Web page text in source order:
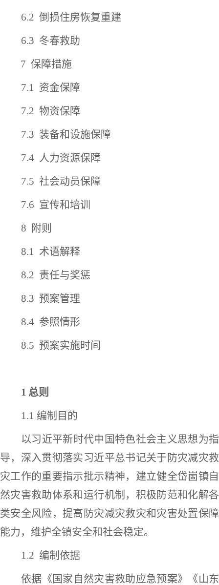
6.2 倒损住房恢复重建
6.3 冬春救助
7 保障措施
7.1 资金保障
7.2 物资保障
7.3 装备和设施保障
7.4 人力资源保障
7.5 社会动员保障
7.6 宣传和培训
8 附则
8.1 术语解释
8.2 责任与奖惩
8.3 预案管理
8.4 参照情形
8.5 预案实施时间
1 总则
1.1 编制目的
以习近平新时代中国特色社会主义思想为指
导，深入贯彻落实习近平总书记关于防灾减灾救
灾工作的重要指示批示精神，建立健全岱崮镇自
然灾害救助体系和运行机制，积极防范和化解各
类安全风险，提高防灾减灾救灾和灾害处置保障
能力，维护全镇安全和社会稳定。
1.2 编制依据
依据《国家自然灾害救助应急预案》《山东